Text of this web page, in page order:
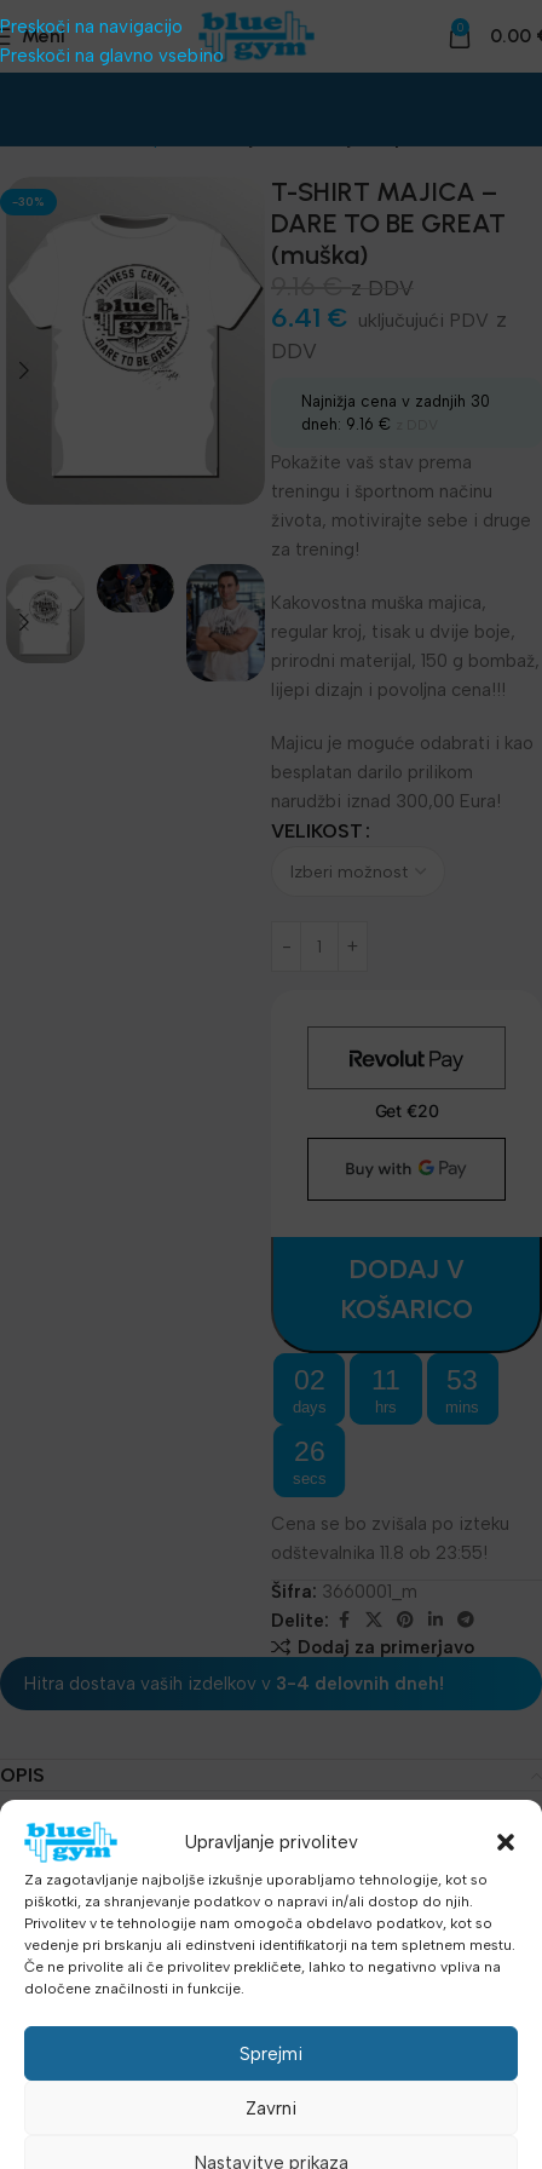
Upravljanje privolitev
Za zagotavljanje najboljše izkušnje uporabljamo tehnologije, kot so
piškotki, za shranjevanje podatkov o napravi in/ali dostop do njih.
Privolitev v te tehnologije nam omogoča obdelavo podatkov, kot so
vedenje pri brskanju ali edinstveni identifikatorji na tem spletnem mestu.
Če ne privolite ali če privolitev prekličete, lahko to negativno vpliva na
določene značilnosti in funkcije.
Sprejmi
Zavrni
Nastavitve prikaza
Preskoči na navigacijo
Preskoči na glavno vsebino
Meni 0 0.00
-30%
T-SHIRT MAJICA –
DARE TO BE GREAT
(muška)
z DDV
6.41 €
z
DDV
Najnižja cena v zadnjih 30
dneh: 9.16 €
Pokažite vaš stav prema
treningu i športnom načinu
života, motivirajte sebe i druge
za trening!
Kakovostna muška majica,
regular kroj, tisak u dvije boje,
prirodni materijal, 150 g bombaž,
lijepi dizajn i povoljna cena!!!
Majicu je moguće odabrati i kao
besplatan darilo prilikom
narudžbi iznad 300,00 Eura!
VELIKOST
DODAJ V
KOŠARICO
02
days
11
hrs
53
mins
26
secs
Cena se bo zvišala po izteku
odštevalnika 11.8 ob 23:55!
Šifra: 3660001_m
Delite:
Dodaj za primerjavo
Hitra dostava vaših izdelkov v 3-4 delovnih dneh!
OPIS
Muška motivacijska majica za trening i slobodno vrijeme!
Motivirajte se za trening i pokažite vaš stav prema tjelovježbi.
Tisak, kakovostn prirodni materijal, 150 g bombaž, moderan dizajn
i povoljna cena!!!
Mnenja (0)